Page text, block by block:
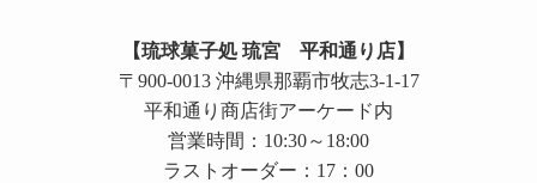
【琉球菓子処 琉宮 平和通り店】
〒900-0013 沖縄県那覇市牧志3-1-17
平和通り商店街アーケード内
営業時間：10:30～18:00
ラストオーダー：17：00